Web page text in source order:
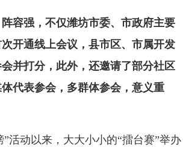
容强，不仅潍坊市委、市政府主要
开通线上会议，县市区、市属开发
并打分，此外，还邀请了部分社区
代表参会，多群体参会，意义重
动以来，大大小小的“擂台赛”举办